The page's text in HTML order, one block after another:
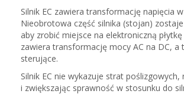
Silnik EC zawiera transformację napięcia
Nieobrotowa część silnika (stojan) zostaje
aby zrobić miejsce na elektroniczną
zawiera transformację mocy AC na DC, a
sterujące.
Silnik EC nie wykazuje strat
i zwiększając sprawność w stosunku do